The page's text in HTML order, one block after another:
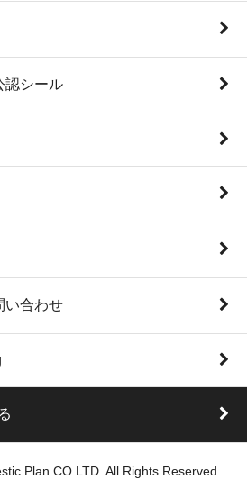
認シール
い合わせ
Plan CO.LTD. All Rights Reserved.